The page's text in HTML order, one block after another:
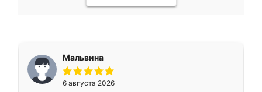
Мальвина
6 августа 2026